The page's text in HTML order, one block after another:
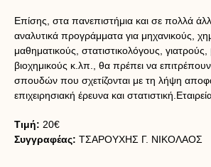
Επίσης, στα πανεπιστήμια και σε πολλά
αναλυτικά προγράμματα για μηχανικούς,
μαθηματικούς, στατιστικολόγους, γιατρούς,
βιοχημικούς κ.λπ., θα πρέπει να επιτρέπουν
σπουδών που σχετίζονται με τη λήψη
επιχειρησιακή έρευνα και
Τιμή: 20€
Συγγραφέας: ΤΣΑΡΟΥΧΗΣ Γ. ΝΙΚΟΛΑΟΣ